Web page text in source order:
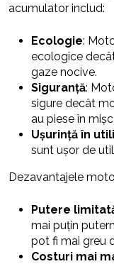
acumulator includ:
Ecologie:
ecologice
gaze nocive.
Siguranță:
sigure decât
au piese în
Ușurință în
sunt ușor de
Dezavantajele
Putere
mai puțin
pot fi mai greu
Costuri mai